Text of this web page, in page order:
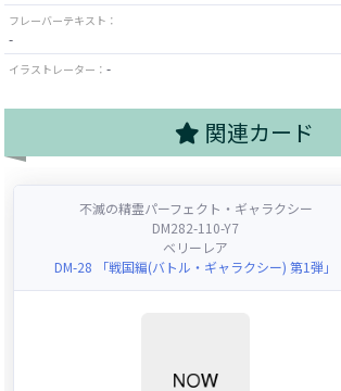
フレーバーテキスト：
-
イラストレーター： -
関連カード
不滅の精霊パーフェクト・ギャラクシー
DM282-110-Y7
ベリーレア
DM-28 「戦国編(バトル・ギャラクシー) 第1弾」